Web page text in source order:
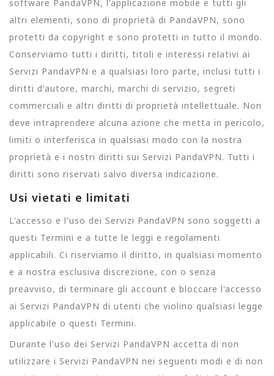
software PandaVPN, l'applicazione mobile e tutti gli
altri elementi, sono di proprietà di PandaVPN, sono
protetti da copyright e sono protetti in tutto il mondo.
Conserviamo tutti i diritti, titoli e interessi relativi ai
Servizi PandaVPN e a qualsiasi loro parte, inclusi tutti i
diritti d'autore, marchi, marchi di servizio, segreti
commerciali e altri diritti di proprietà intellettuale. Non
deve intraprendere alcuna azione che metta in pericolo,
limiti o interferisca in qualsiasi modo con la nostra
proprietà e i nostri diritti sui Servizi PandaVPN. Tutti i
diritti sono riservati salvo diversa indicazione.
Usi vietati e limitati
L'accesso e l'uso dei Servizi PandaVPN sono soggetti a
questi Termini e a tutte le leggi e regolamenti
applicabili. Ci riserviamo il diritto, in qualsiasi momento
e a nostra esclusiva discrezione, con o senza
preavviso, di terminare gli account e bloccare l'accesso
ai Servizi PandaVPN di utenti che violino qualsiasi legge
applicabile o questi Termini.
Durante l'uso dei Servizi PandaVPN accetta di non
utilizzare i Servizi PandaVPN nei seguenti modi e di non